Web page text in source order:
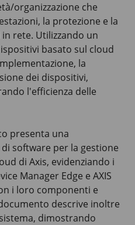
organizzazione che
la protezione e la
rete. Utilizzando un
basato sul cloud
la
dei dispositivi,
l'efficienza delle
presenta una
software per la gestione
di Axis, evidenziando i
Manager Edge e AXIS
i loro componenti e
descrive inoltre
dimostrando